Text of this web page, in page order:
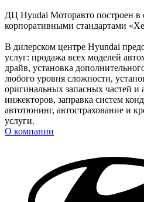
ДЦ Hyudai Моторавто построен в
корпоративными стандартами
В дилерском центре Hyundai
услуг: продажа всех моделей
драйв, установка
любого уровня сложности,
оригинальных запасных частей и
инжекторов, заправка систем
автотюнинг, автострахование и
услуги.
О компании